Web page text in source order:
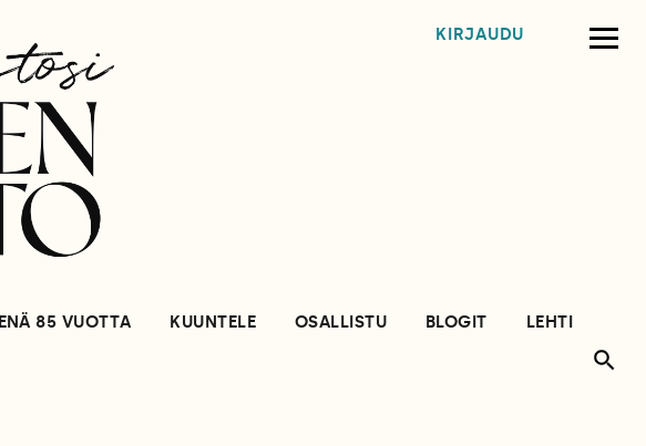
KIRJAUDU
85 VUOTTA KUUNTELE OSALLISTU BLOGIT
LEHTI